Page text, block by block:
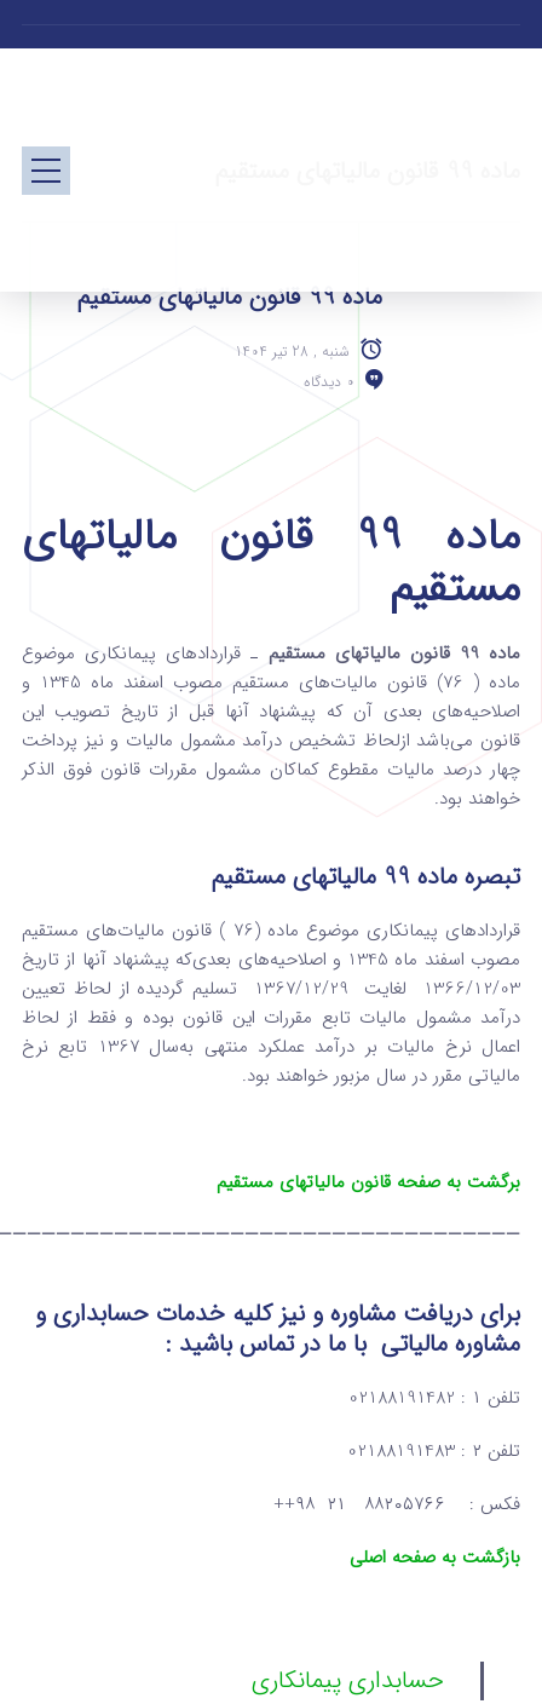
ماده 99 قانون مالیاتهای مستقیم
شنبه , 28 تیر 1404
0 دیدگاه
ماده 99 قانون مالیاتهای
مستقیم
ماده 99 قانون مالیاتهای مستقیم
ـ قراردادهای پیمانکاری موضوع
ماده ( 76) قانون ‌مالیات‌های مستقیم مصوب اسفند ماه 1345 و
اصلاحیه‌های بعدی ‌آن که پیشنهاد آنها قبل از تاریخ تصویب این
قانون می‌باشد ازلحاظ ‌تشخیص درآمد مشمول مالیات و نیز پرداخت
چهار درصد مالیات مقطوع کماکان مشمول مقررات قانون فوق الذکر
خواهند بود.
تبصره ماده 99 مالیاتهای مستقیم
قراردادهای پیمانکاری موضوع ماده (76 ) قانون ‌مالیات‌های مستقیم
مصوب اسفند ماه 1345 و اصلاحیه‌های بعدی‌که پیشنهاد آنها از تاریخ
1366/12/03 لغایت 1367/12/29 تسلیم ‌گردیده از لحاظ تعیین
درآمد مشمول مالیات تابع مقررات این قانون ‌بوده و فقط از لحاظ
اعمال نرخ مالیات بر درآمد عملکرد منتهی به‌سال 1367 تابع نرخ
مالیاتی مقرر در سال مزبور خواهند بود.
برگشت به صفحه قانون مالیاتهای مستقیم
برای دریافت مشاوره و نیز کلیه خدمات حسابداری و
مشاوره مالیاتیبا ما در تماسباشید :
تلفن ۱ : 02188191482
تلفن ۲ : 02188191483
فکس : ۸۸۲۰۵۷۶۶ ۲۱ ۹۸++
بازگشت به صفحه اصلی
حسابداری پیمانکاری